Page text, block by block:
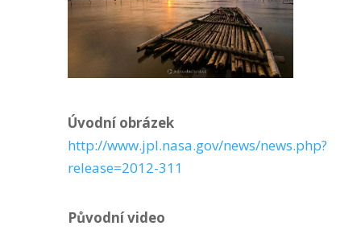
Úvodní obrázek
http://www.jpl.nasa.gov/news/news.php?
release=2012-311
Původní video